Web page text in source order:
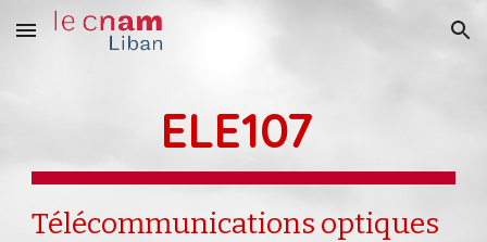
Skip to main content Skip to navigation
ELE107
Télécommunications optiques